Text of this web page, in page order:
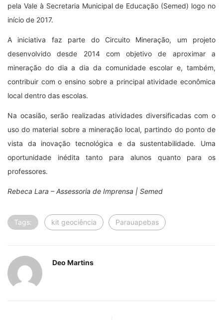
pela Vale à Secretaria Municipal de Educação (Semed) logo no
início de 2017.
A iniciativa faz parte do Circuito Mineração, um projeto
desenvolvido desde 2014 com objetivo de aproximar a
mineração do dia a dia da comunidade escolar e, também,
contribuir com o ensino sobre a principal atividade econômica
local dentro das escolas.
Na ocasião, serão realizadas atividades diversificadas com o
uso do material sobre a mineração local, partindo do ponto de
vista da inovação tecnológica e da sustentabilidade. Uma
oportunidade inédita tanto para alunos quanto para os
professores.
Rebeca Lara – Assessoria de Imprensa | Semed
Tags: kit geociência Parauapebas
Deo Martins